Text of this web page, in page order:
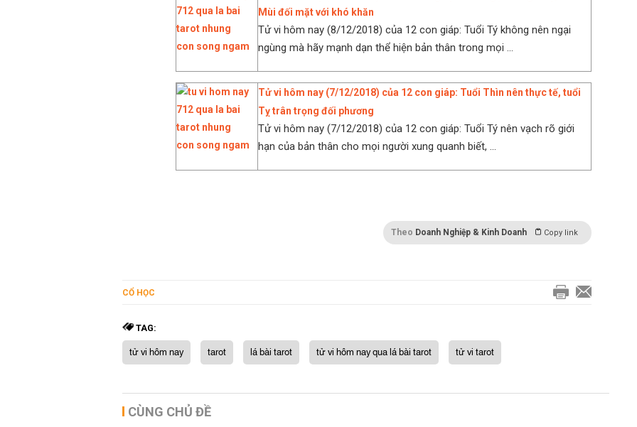
Mùi đối mặt với khó khăn
Tử vi hôm nay (8/12/2018) của 12 con giáp: Tuổi Tý không nên ngại
ngùng mà hãy mạnh dạn thể hiện bản thân trong mọi ...
Tử vi hôm nay (7/12/2018) của 12 con giáp: Tuổi Thìn nên thực tế, tuổi
Tỵ trân trọng đối phương
Tử vi hôm nay (7/12/2018) của 12 con giáp: Tuổi Tý nên vạch rõ giới
hạn của bản thân cho mọi người xung quanh biết, ...
Theo Doanh Nghiệp & Kinh Doanh Copy link
CỔ HỌC
TAG:
tử vi hôm nay tarot lá bài tarot tử vi hôm nay qua lá bài tarot tử vi tarot
CÙNG CHỦ ĐỀ